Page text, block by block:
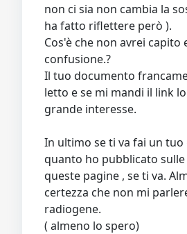
non ci sia non cambia la
ha fatto riflettere però ).
Cos'è che non avrei capito
confusione.?
Il tuo documento
letto e se mi mandi il link
grande interesse.
In ultimo se ti va fai un
quanto ho pubblicato
queste pagine , se ti va.
certezza che non mi
radiogene.
( almeno lo spero)